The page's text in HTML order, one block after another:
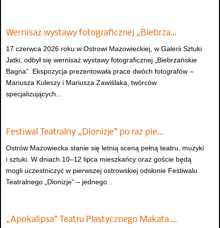
Wernisaż wystawy fotograficznej „Biebrza…
17 czerwca 2026 roku w Ostrowi Mazowieckiej, w Galerii Sztuki
Jatki, odbył się wernisaż wystawy fotograficznej „Biebrzańskie
Bagna”. Ekspozycja prezentowała prace dwóch fotografów –
Mariusza Kuleszy i Mariusza Zawiślaka, twórców
specjalizujących...
Festiwal Teatralny „Dionizje” po raz pie…
Ostrów Mazowiecka stanie się letnią sceną pełną teatru, muzyki
i sztuki. W dniach 10–12 lipca mieszkańcy oraz goście będą
mogli uczestniczyć w pierwszej ostrowskiej odsłonie Festiwalu
Teatralnego „Dionizje” – jednego...
„Apokalipsa” Teatru Plastycznego Makata …